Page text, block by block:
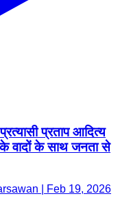
प्रताप आदित्य
वादों के साथ जनता से
| Feb 19, 2026